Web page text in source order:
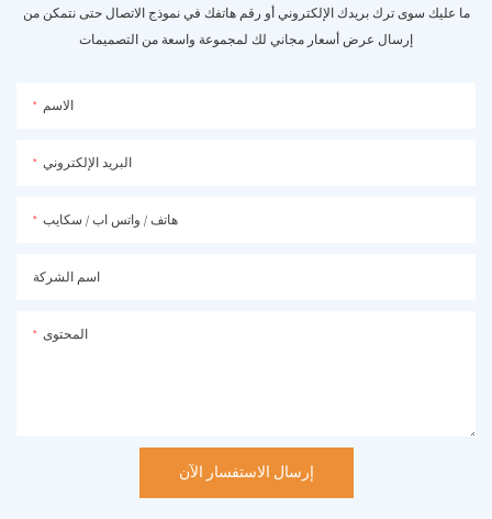
ما عليك سوى ترك بريدك الإلكتروني أو رقم هاتفك في نموذج الاتصال حتى نتمكن من
إرسال عرض أسعار مجاني لك لمجموعة واسعة من التصميمات
الاسم
البريد الإلكتروني
هاتف / واتس اب / سكايب
اسم الشركة
المحتوى
إرسال الاستفسار الآن